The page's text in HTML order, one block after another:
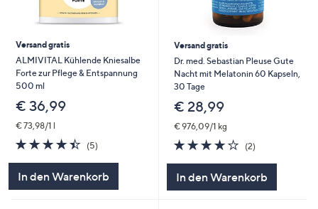
Geräten
nach
links
bzw.
rechts,
um
diese
anzuzeigen.
Versand gratis
ALMIVITAL Kühlende Kniesalbe
Forte zur Pflege & Entspannung
500 ml
€ 36,99
€ 73,98/1 l
4.4
von
(5)5
In den Warenkorb
Versand gratis
Dr. med. Sebastian Pleuse Gute
Nacht mit Melatonin 60 Kapseln,
30 Tage
€ 28,99
€ 976,09/1 kg
4.0
von
(2)2
In den Warenkorb